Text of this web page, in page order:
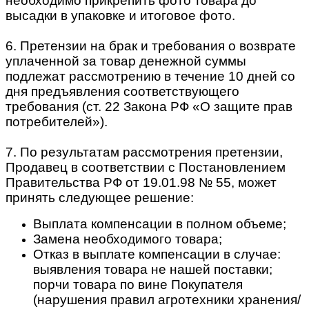
высадки в упаковке и итоговое фото.
6. Претензии на брак и требования о возврате
уплаченной за товар денежной суммы
подлежат рассмотрению в течение 10 дней со
дня предъявления соответствующего
требования (ст. 22 Закона РФ «О защите прав
потребителей»).
7. По результатам рассмотрения претензии,
Продавец в соответствии с Постановлением
Правительства РФ от 19.01.98 № 55, может
принять следующее решение:
Выплата компенсации в полном объеме;
Замена необходимого товара;
Отказ в выплате компенсации в случае:
выявления товара не нашей поставки;
порчи товара по вине Покупателя
(нарушения правил агротехники хранения/